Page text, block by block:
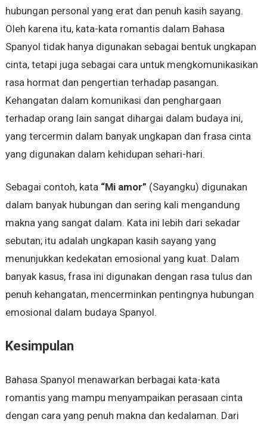
hubungan personal yang erat dan penuh kasih sayang.
Oleh karena itu, kata-kata romantis dalam Bahasa
Spanyol tidak hanya digunakan sebagai bentuk ungkapan
cinta, tetapi juga sebagai cara untuk mengkomunikasikan
rasa hormat dan pengertian terhadap pasangan.
Kehangatan dalam komunikasi dan penghargaan
terhadap orang lain sangat dihargai dalam budaya ini,
yang tercermin dalam banyak ungkapan dan frasa cinta
yang digunakan dalam kehidupan sehari-hari.
Sebagai contoh, kata “Mi amor” (Sayangku) digunakan
dalam banyak hubungan dan sering kali mengandung
makna yang sangat dalam. Kata ini lebih dari sekadar
sebutan; itu adalah ungkapan kasih sayang yang
menunjukkan kedekatan emosional yang kuat. Dalam
banyak kasus, frasa ini digunakan dengan rasa tulus dan
penuh kehangatan, mencerminkan pentingnya hubungan
emosional dalam budaya Spanyol.
Kesimpulan
Bahasa Spanyol menawarkan berbagai kata-kata
romantis yang mampu menyampaikan perasaan cinta
dengan cara yang penuh makna dan kedalaman. Dari